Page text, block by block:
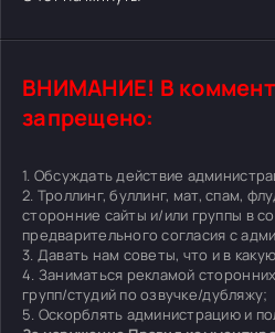
ВНИМАНИЕ! В
запрещено:
1. Обсуждать действие
2. Троллинг, буллинг, мат, спам,
сторонние сайты и/или группы в
предварительного согласия с
3. Давать нам советы, что и в
4. Заниматься рекламой
групп/студий по озвучке/дубляжу;
5. Оскорблять администрацию и